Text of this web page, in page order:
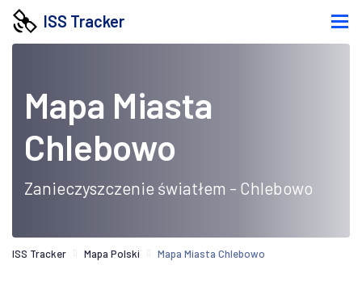
ISS Tracker
Mapa Miasta
Chlebowo
Zanieczyszczenie światłem - Chlebowo
ISS Tracker Mapa Polski Mapa Miasta Chlebowo